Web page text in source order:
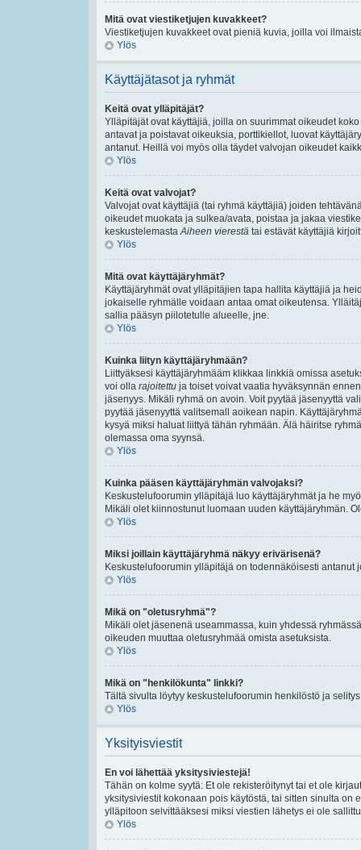
Mitä ovat viestiketjujen kuvakkeet?
Viestiketjujen kuvakkeet ovat pieniä kuvia, joilla voi
Ylös
Käyttäjätasot ja ryhmät
Keitä ovat ylläpitäjät?
Ylläpitäjät ovat käyttäjiä, joilla on suurimmat oikeudet
antavat ja poistavat oikeuksia, porttikiellot, luovat
antanut. Heillä voi myös olla täydet valvojan oikeudet
Ylös
Keitä ovat valvojat?
Valvojat ovat käyttäjiä (tai ryhmä käyttäjiä) joiden
oikeudet muokata ja sulkea/avata, poistaa ja jakaa
keskustelemastaAiheen vierestä tai estävät käyttäjiä
Ylös
Mitä ovat käyttäjäryhmät?
Käyttäjäryhmät ovat ylläpitäjien tapa hallita käyttäjiä ja
jokaiselle ryhmälle voidaan antaa omat oikeutensa.
sallia pääsyn piilotetulle alueelle, jne.
Ylös
Kuinka liityn käyttäjäryhmään?
Liittyäksesi käyttäjäryhmääm klikkaa linkkiä omissa
voi olla rajoitettu ja toiset voivat vaatia hyväksynnän
jäsenyys. Mikäli ryhmä on avoin. Voit pyytää jäsenyyttä
pyytää jäsenyyttä valitsemall aoikean napin.
kysyä miksi haluat liittyä tähän ryhmään. Älä häiritse
olemassa oma syynsä.
Ylös
Kuinka pääsen käyttäjäryhmän valvojaksi?
Keskustelufoorumin ylläpitäjä luo käyttäjäryhmät ja he
Mikäli olet kiinnostunut luomaan uuden käyttäjäryhmän.
Ylös
Miksi joillain käyttäjäryhmä näkyy erivärisenä?
Keskustelufoorumin ylläpitäjä on todennäköisesti
Ylös
Mikä on "oletusryhmä"?
Mikäli olet jäsenenä useammassa, kuin yhdessä
oikeuden muuttaa oletusryhmää omista asetuksista.
Ylös
Mikä on "henkilökunta" linkki?
Tältä sivulta löytyy keskustelufoorumin henkilöstö ja
Ylös
Yksityisviestit
En voi lähettää yksitysiviestejä!
Tähän on kolme syytä: Et ole rekisteröitynyt tai et ole
yksitysiviestit kokonaan pois käytöstä, tai sitten sinulta on
ylläpitoon selvittääksesi miksi viestien lähetys ei ole
Ylös